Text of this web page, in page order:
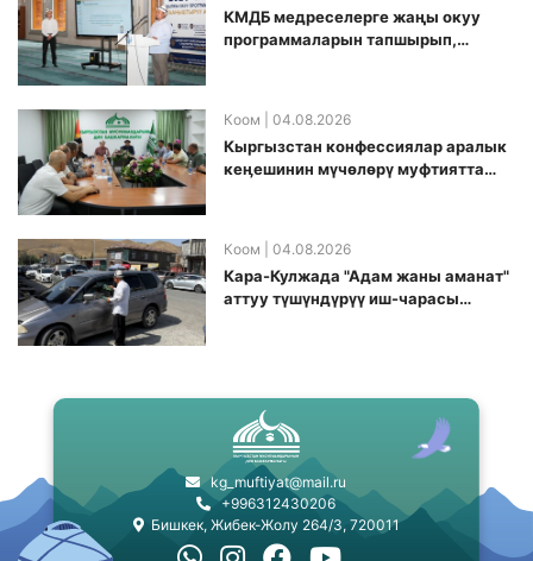
КМДБ медреселерге жаңы окуу
программаларын тапшырып,
Коом | 04.08.2026
Кыргызстан конфессиялар аралык
кеӊешинин мүчөлөрү муфтиятта
Коом | 04.08.2026
Кара-Кулжада "Адам жаны аманат"
аттуу түшүндүрүү иш-чарасы
kg_muftiyat@mail.ru
+996312430206
Бишкек, Жибек-Жолу 264/3, 720011